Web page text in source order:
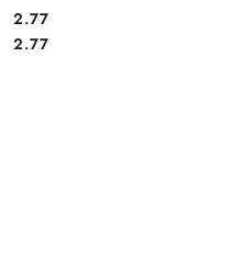
Cena:
2.77
Cena:
2.77